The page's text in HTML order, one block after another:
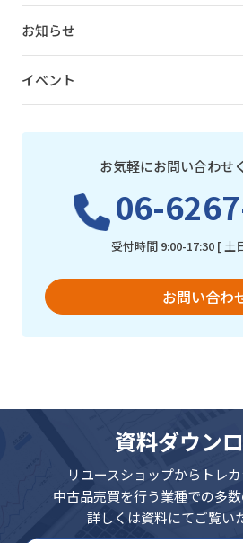
お知らせ
イベント
お気軽にお問い合わせ
06-
受付時間 9:00-17:30 [ 土
お問い合わ
資料ダウン
リユースショップからトレカ
中古品売買を行う業種での多数
詳しくは資料にてご覧い